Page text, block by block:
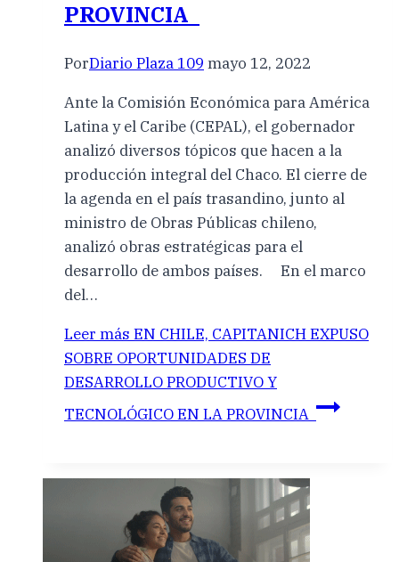
PROVINCIA
PorDiario Plaza 109 mayo 12, 2022
Ante la Comisión Económica para América
Latina y el Caribe (CEPAL), el gobernador
analizó diversos tópicos que hacen a la
producción integral del Chaco. El cierre de
la agenda en el país trasandino, junto al
ministro de Obras Públicas chileno,
analizó obras estratégicas para el
desarrollo de ambos países. En el marco
del…
Leer más EN CHILE, CAPITANICH EXPUSO
SOBRE OPORTUNIDADES DE
DESARROLLO PRODUCTIVO Y
TECNOLÓGICO EN LA PROVINCIA